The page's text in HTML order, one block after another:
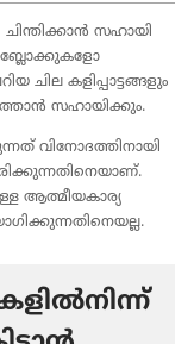
ചിന്തി​ക്കാൻ സഹായി​
ബ്ലോക്കു​ക​ളോ
കളിപ്പാ​ട്ട​ങ്ങ​ളും
സഹായി​ക്കും.
വിനോ​ദ​ത്തി​നാ​യി
ആത്മീയ​കാ​ര്യ​